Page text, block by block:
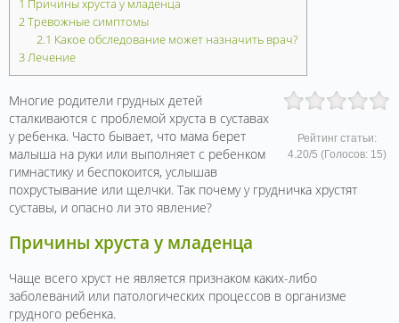
1 Причины хруста у младенца
2Тревожные симптомы
2.1 Какое обследование может назначить врач?
3Лечение
Рейтинг статьи:
4.20/5 (Голосов: 15)
Многие родители грудных детей
сталкиваются с проблемой хруста в суставах
у ребенка. Часто бывает, что мама берет
малыша на руки или выполняет с ребенком
гимнастику и беспокоится, услышав
похрустывание или щелчки. Так почему у грудничка хрустят
суставы, и опасно ли это явление?
Причины хруста у младенца
Чаще всего хруст не является признаком каких-либо
заболеваний или патологических процессов в организме
грудного ребенка.